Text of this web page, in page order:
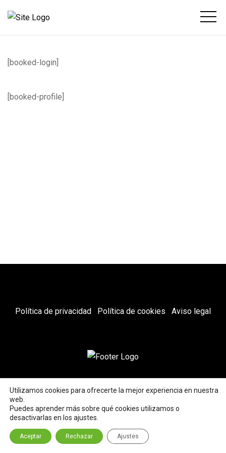
[booked-login]
[booked-profile]
Política de privacidad Política de cookies Aviso legal
C/ Mauricio Legendre, 5 posterior - 651 73 86 48
©2022 Charlot Premium Barbershop
Utilizamos cookies para ofrecerte la mejor experiencia en nuestra
web.
Puedes aprender más sobre qué cookies utilizamos o
desactivarlas en los ajustes.
Aceptar Rechazar Ajustes